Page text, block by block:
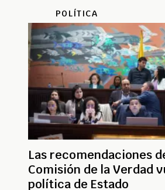
POLÍTICA
Las recomendaciones
Comisión de la Verdad
política de Estado